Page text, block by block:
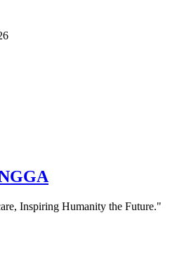
Inspiring Humanity the Future."